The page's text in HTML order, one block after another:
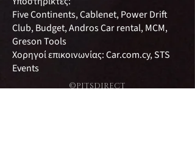
Five Continents, Cablenet, Power Drift
Club, Budget, Andros Car rental, MCM,
Greson Tools
Χορηγοί επικοινωνίας: Car.com.cy, STS
Events
©PITSDIRECT